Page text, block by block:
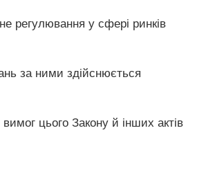
регулювання у сфері ринків
за ними здійснюється
цього Закону й інших актів